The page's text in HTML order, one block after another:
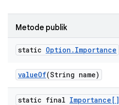
Metode publik
static Option . Importance
valueOf(String name)
static final Importance[]